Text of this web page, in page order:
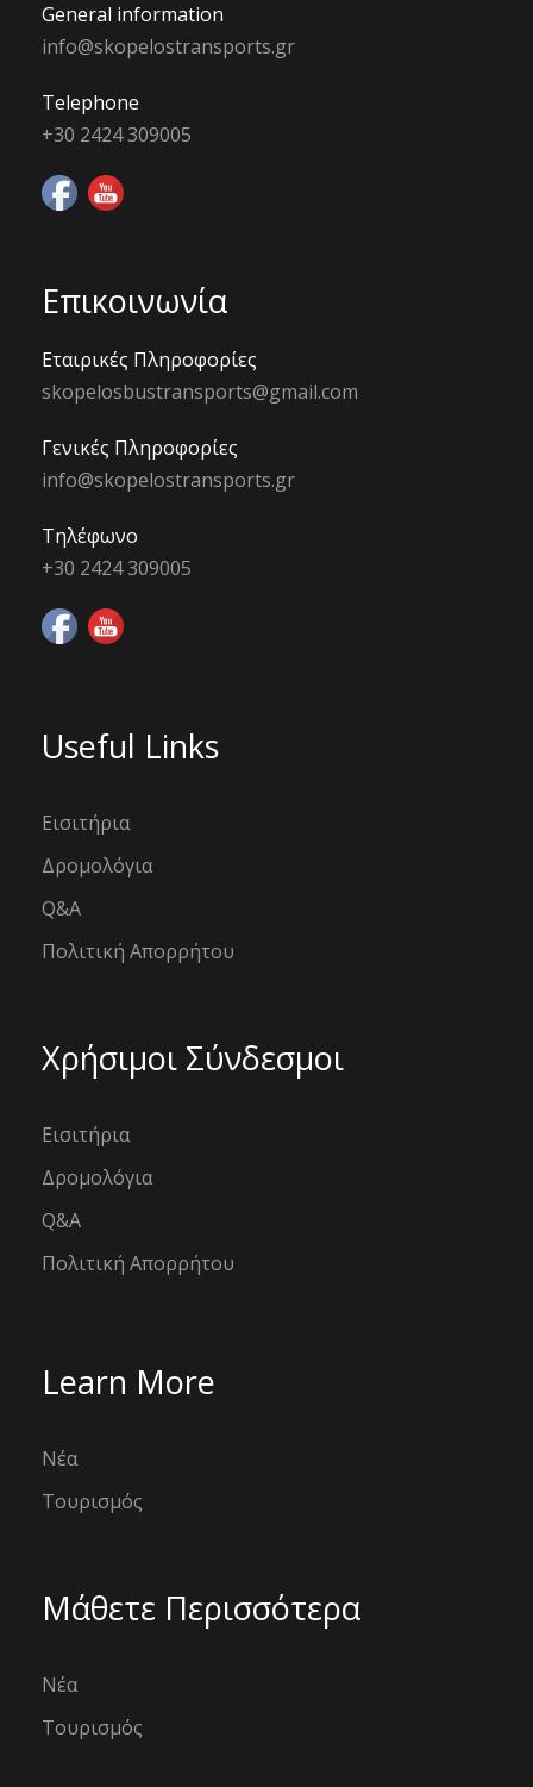
General information
info@skopelostransports.gr
Telephone
+30 2424 309005
Επικοινωνία
Εταιρικές Πληροφορίες
skopelosbustransports@gmail.com
Γενικές Πληροφορίες
info@skopelostransports.gr
Τηλέφωνο
+30 2424 309005
Useful Links
Εισιτήρια
Δρομολόγια
Q&A
Πολιτική Απορρήτου
Χρήσιμοι Σύνδεσμοι
Εισιτήρια
Δρομολόγια
Q&A
Πολιτική Απορρήτου
Learn More
Νέα
Τουρισμός
Μάθετε Περισσότερα
Νέα
Τουρισμός